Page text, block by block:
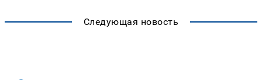
Следующая новость